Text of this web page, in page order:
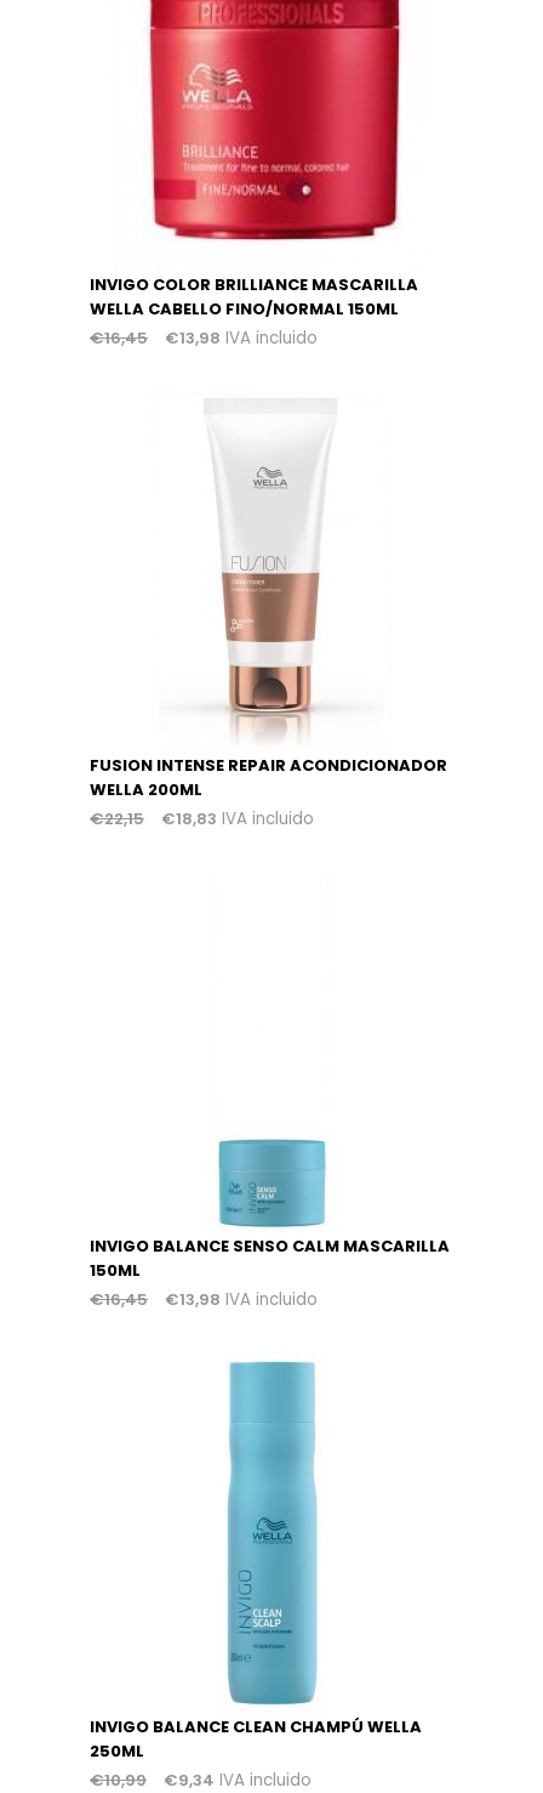
INVIGO COLOR BRILLIANCE MASCARILLA
WELLA CABELLO FINO/NORMAL 150ML
€16,45 €13,98 IVA incluido
FUSION INTENSE REPAIR ACONDICIONADOR
WELLA 200ML
€22,15 €18,83 IVA incluido
INVIGO BALANCE SENSO CALM MASCARILLA
150ML
€16,45 €13,98 IVA incluido
INVIGO BALANCE CLEAN CHAMPÚ WELLA
250ML
€10,99 €9,34 IVA incluido